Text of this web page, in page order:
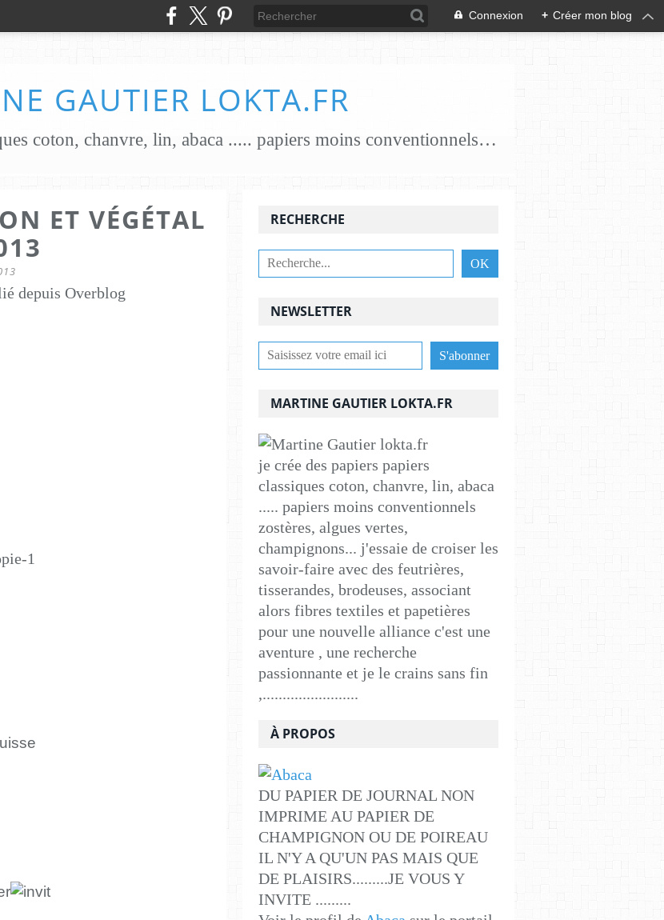
Connexion + Créer mon blog
GAUTIER LOKTA.FR
je crée des papiers papiers classiques coton, chanvre, lin, abaca ..... papiers moins conventionnels zostères, algues vertes, champignons... j'essaie de croiser les savoir-faire avec des feutrières, tisserandes, brodeuses, associant alors fibres textiles et papetières pour une nouvelle alliance c'est une aventure , une recherche passionnante et je le crains sans fin ,........................
ET VÉGÉTAL
depuis Overblog
NEWSLETTER
RECHERCHE
MARTINE GAUTIER LOKTA.FR
je crée des papiers papiers
classiques coton, chanvre, lin, abaca
..... papiers moins conventionnels
zostères, algues vertes,
champignons... j'essaie de croiser les
savoir-faire avec des feutrières,
tisserandes, brodeuses, associant
alors fibres textiles et papetières
pour une nouvelle alliance c'est une
aventure , une recherche
passionnante et je le crains sans fin
,........................
À PROPOS
DU PAPIER DE JOURNAL NON
IMPRIME AU PAPIER DE
CHAMPIGNON OU DE POIREAU
IL N'Y A QU'UN PAS MAIS QUE
DE PLAISIRS.........JE VOUS Y
INVITE .........